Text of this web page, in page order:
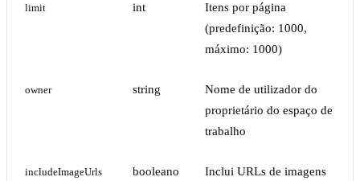
limit int
Itens por página
(predefinição: 1000,
máximo: 1000)
owner string
Nome de utilizador do
proprietário do espaço de
trabalho
includeImageUrls booleano
Inclui URLs de imagens